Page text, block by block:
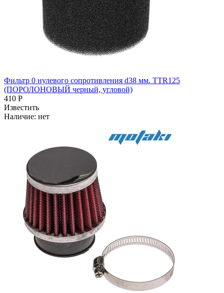
Фильтр 0 нулевого сопротивления d38 мм. TTR125
(ПОРОЛОНОВЫЙ черный, угловой)
410 Р
Известить
Наличие: нет